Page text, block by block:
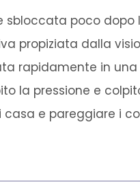
sbloccata poco dopo
propiziata dalla
rapidamente in
la pressione e
e pareggiare i